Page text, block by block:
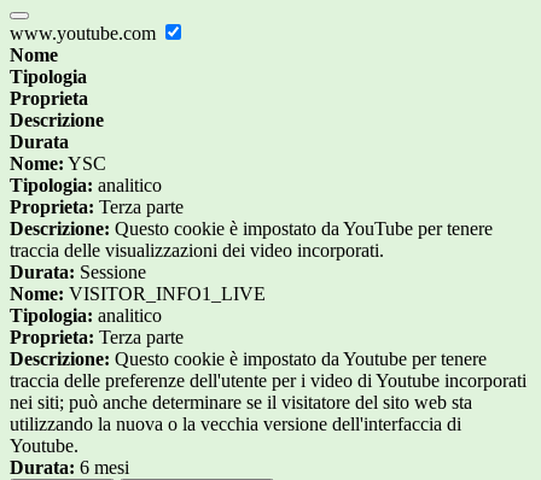
www.youtube.com
Nome
Tipologia
Proprieta
Descrizione
Durata
Nome: YSC
Tipologia: analitico
Proprieta: Terza parte
Descrizione: Questo cookie è impostato da YouTube per tenere
traccia delle visualizzazioni dei video incorporati.
Durata: Sessione
Nome: VISITOR_INFO1_LIVE
Tipologia: analitico
Proprieta: Terza parte
Descrizione: Questo cookie è impostato da Youtube per tenere
traccia delle preferenze dell'utente per i video di Youtube incorporati
nei siti; può anche determinare se il visitatore del sito web sta
utilizzando la nuova o la vecchia versione dell'interfaccia di
Youtube.
Durata: 6 mesi